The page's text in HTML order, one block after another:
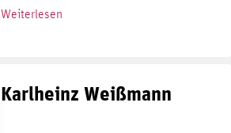
Mannheim und Heidelberg. Seit 1989 als
Rechtsanwalt und Publizist tätig. 1989:
Weiterlesen
Karlheinz Weißmann